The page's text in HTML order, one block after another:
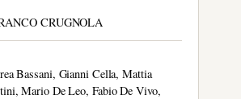
CRUGNOLA
Bassani, Gianni Cella, Mattia
Mario De Leo, Fabio De Vivo,